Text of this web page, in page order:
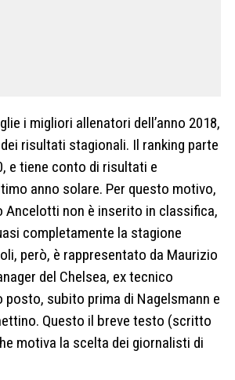
i migliori allenatori dell’anno 2018,
risultati stagionali. Il ranking parte
e tiene conto di risultati e
anno solare. Per questo motivo,
Ancelotti non è inserito in classifica,
completamente la stagione
però, è rappresentato da Maurizio
del Chelsea, ex tecnico
posto, subito prima di Nagelsmann e
Questo il breve testo (scritto
motiva la scelta dei giornalisti di